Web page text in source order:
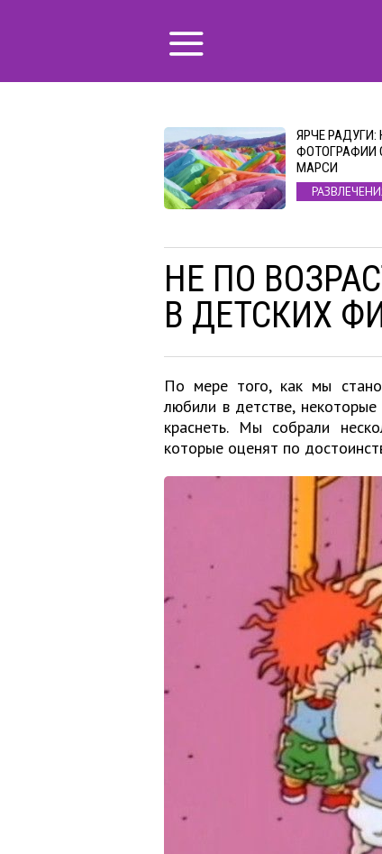
ЯРЧЕ
ФОТОГРАФИИ
МАРСИ
НЕ ПО
В ДЕТСКИХ
По мере того, как мы
любили в детстве,
краснеть. Мы собрали
которые оценят по